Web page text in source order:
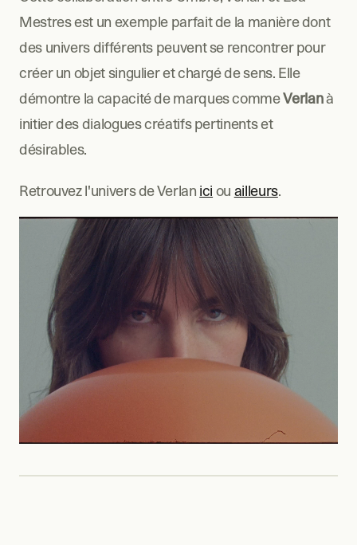
Mestres est un exemple parfait de la manière dont
des univers différents peuvent se rencontrer pour
créer un objet singulier et chargé de sens. Elle
démontre la capacité de marques comme Verlan à
initier des dialogues créatifs pertinents et
désirables.
Retrouvez l'univers de Verlan ici ou ailleurs.